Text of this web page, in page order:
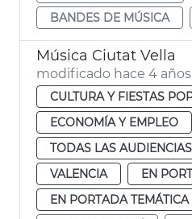
BANDES DE MÚSICA
Música Ciutat Vella
modificado hace 4 años
CULTURA Y FIESTAS
ECONOMÍA Y EMPLEO
TODAS LAS AUDIENCIAS
VALENCIA
EN
EN PORTADA TEMÁTICA